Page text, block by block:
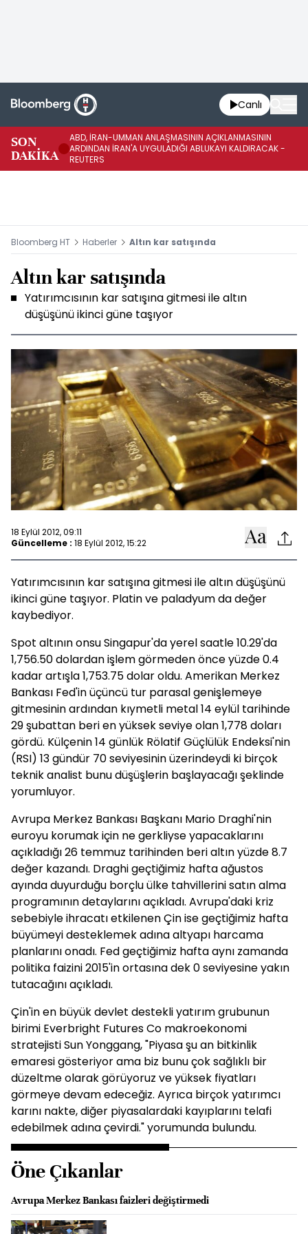
Canlı
SON
DAKİKA
ABD, İRAN-UMMAN ANLAŞMASININ AÇIKLANMASININ
ARDINDAN İRAN'A UYGULADIĞI ABLUKAYI KALDIRACAK -
REUTERS
Bloomberg HT Haberler Altın kar satışında
Altın kar satışında
Yatırımcısının kar satışına gitmesi ile altın
düşüşünü ikinci güne taşıyor
18 Eylül 2012, 09:11
Güncelleme : 18 Eylül 2012, 15:22
Yatırımcısının kar satışına gitmesi ile altın düşüşünü
ikinci güne taşıyor. Platin ve paladyum da değer
kaybediyor.
Spot altının onsu Singapur'da yerel saatle 10.29'da
1,756.50 dolardan işlem görmeden önce yüzde 0.4
kadar artışla 1,753.75 dolar oldu. Amerikan Merkez
Bankası Fed'in üçüncü tur parasal genişlemeye
gitmesinin ardından kıymetli metal 14 eylül tarihinde
29 şubattan beri en yüksek seviye olan 1,778 doları
gördü. Külçenin 14 günlük Rölatif Güçlülük Endeksi'nin
(RSI) 13 gündür 70 seviyesinin üzerindeydi ki birçok
teknik analist bunu düşüşlerin başlayacağı şeklinde
yorumluyor.
Avrupa Merkez Bankası Başkanı Mario Draghi'nin
euroyu korumak için ne gerkliyse yapacaklarını
açıkladığı 26 temmuz tarihinden beri altın yüzde8.7
değer kazandı. Draghi geçtiğimiz hafta ağustos
ayında duyurduğu borçlu ülke tahvillerini satın alma
programının detaylarını açıkladı. Avrupa'daki kriz
sebebiyle ihracatı etkilenen Çin ise geçtiğimiz hafta
büyümeyi desteklemek adına altyapı harcama
planlarını onadı. Fed geçtiğimiz hafta aynı zamanda
politika faizini 2015'in ortasına dek 0 seviyesine yakın
tutacağını açıkladı.
Çin'in en büyük devlet destekli yatırım grubunun
birimi Everbright Futures Co makroekonomi
stratejisti Sun Yonggang, "Piyasa şu an bitkinlik
emaresi gösteriyor ama biz bunu çok sağlıklı bir
düzeltme olarak görüyoruz ve yüksek fiyatları
görmeye devam edeceğiz. Ayrıca birçok yatırımcı
karını nakte, diğer piyasalardaki kayıplarını telafi
edebilmek adına çevirdi." yorumunda bulundu.
Öne Çıkanlar
Avrupa Merkez Bankası faizleri değiştirmedi